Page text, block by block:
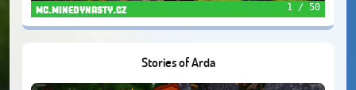
mc.minedynasty.cz 1 / 50
Stories of Arda